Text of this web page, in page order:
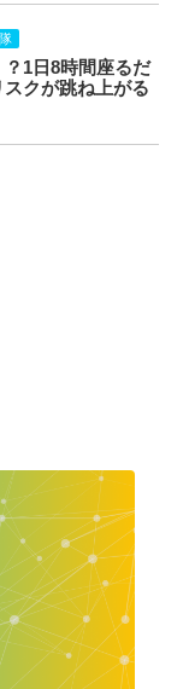
1日8時間座るだ
クが跳ね上がる